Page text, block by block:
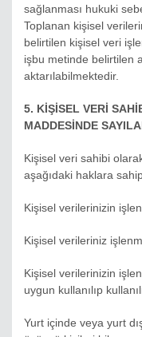
sağlanması hukuki
Toplanan kişisel
belirtilen kişisel veri
işbu metinde belirtilen
aktarılabilmektedir.
5. KİŞİSEL VERİ
MADDESİNDE
Kişisel veri sahibi
aşağıdaki haklara
Kişisel verilerinizin
Kişisel verileriniz
Kişisel verilerinizin
uygun kullanılıp
Yurt içinde veya yurt